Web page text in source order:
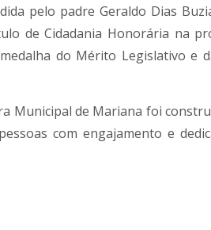
pelo padre Geraldo Dias
de Cidadania Honorária na
do Mérito Legislativo e
Municipal de Mariana foi
com engajamento e